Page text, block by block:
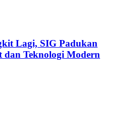
Lagi, SIG Padukan
dan Teknologi Modern